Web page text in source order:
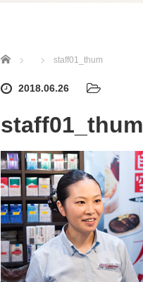
ホーム staff01_thum
2018.06.26
staff01_thum